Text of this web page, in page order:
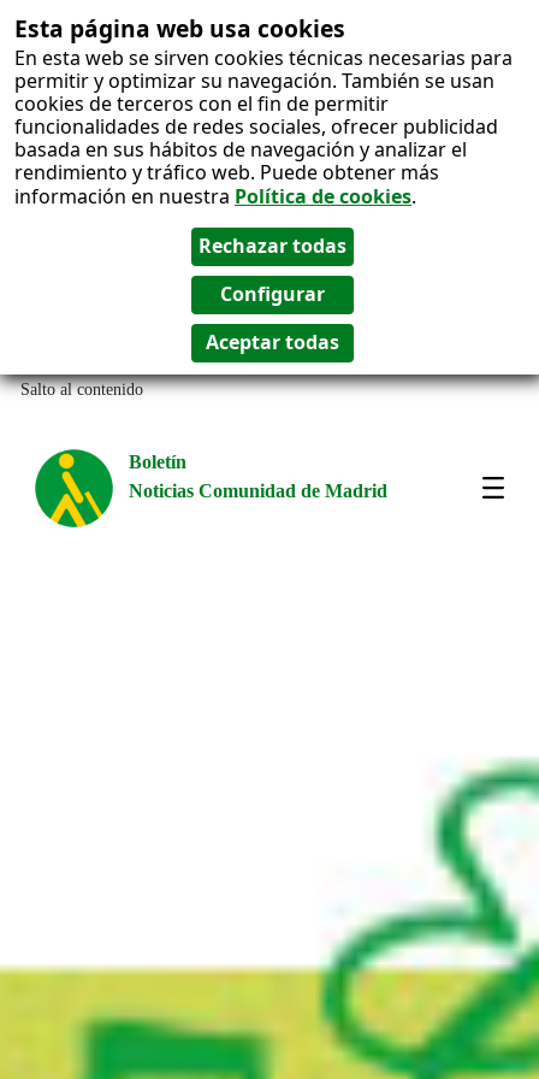
Esta página web usa cookies
En esta web se sirven cookies técnicas necesarias para
permitir y optimizar su navegación. También se usan
cookies de terceros con el fin de permitir
funcionalidades de redes sociales, ofrecer publicidad
basada en sus hábitos de navegación y analizar el
rendimiento y tráfico web. Puede obtener más
información en nuestra Política de cookies.
Salto al contenido
Boletín
Noticias Comunidad de Madrid